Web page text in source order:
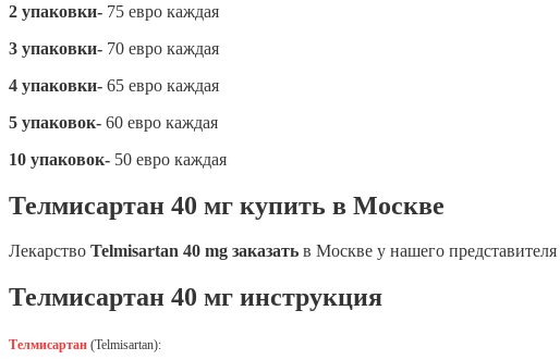
2 упаковки- 75 евро каждая
3 упаковки- 70 евро каждая
4 упаковки- 65 евро каждая
5 упаковок- 60 евро каждая
10 упаковок- 50 евро каждая
Телмисартан 40 мг купить в Москве
Лекарство Telmisartan 40 mg заказать в Москве у нашего представителя
Телмисартан 40 мг инструкция
Телмисартан (Telmisartan):